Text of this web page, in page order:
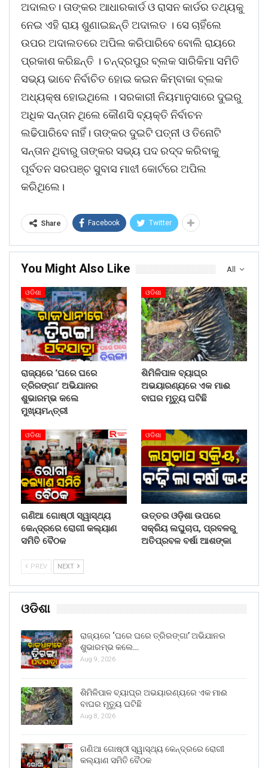
ଅଦାଲତ। ତାଙ୍କର ଆଧାରକାର୍ଡ ଓ ରାସନ କାର୍ଡର ତଥ୍ୟକୁ
ନେଇ ଏହି ରାୟ ଶୁଣାଇଛନ୍ତି ଅଦାଲତ । ସେ ଚାହିଁଲେ
ଉପର ଅଦାଲତରେ ଅପିଲ କରିପାରିବେ ବୋଲି ରାୟରେ
ପ୍ରକାଶ କରିଛନ୍ତି । ଚନ୍ଦ୍ରପୁର ବ୍ଲକ ସାରିକିମା ସମିତି
ସଭ୍ୟ ଭାବେ ନିର୍ବାଚିତ ହୋଇ କଇନ କିମ୍ବାକା ବ୍ଲକ
ଅଧ୍ୟକ୍ଷ ହୋଇଥିଲେ । ସରକାରୀ ନିୟମାନୁସାରେ ଦୁଇରୁ
ଅଧିକ ସନ୍ତାନ ଥିଲେ କୌଣସି ବ୍ୟକ୍ତି ନିର୍ବାଚନ
ଲଢିପାରିବେ ନାହିଁ। ତାଙ୍କର ଦୁଇଟି ପତ୍ନୀ ଓ ତିନୋଟି
ସନ୍ତାନ ଥିବାରୁ ତାଙ୍କର ସଭ୍ୟ ପଦ ରଦ୍ଦ କରିବାକୁ
ପୂର୍ବତନ ସରପଞ୍ଚ ସୁବାସ ମାଝୀ କୋର୍ଟରେ ଅପିଲ
କରିଥିଲେ।
Share Facebook Twitter
All
You Might Also Like
ଓଡିଶା
ରାଜ୍ୟରେ ‘ଘରେ ଘରେ
ତ୍ରିରଙ୍ଗା’ ଅଭିଯାନର
ଶୁଭାରମ୍ଭ କଲେ
ମୁଖ୍ୟମନ୍ତ୍ରୀ
ଓଡିଶା
ଶିମିଳିପାଳ ବ୍ୟାଘ୍ର
ଅଭୟାରଣ୍ୟରେ ଏକ ମାଈ
ବାଘର ମୃତ୍ୟୁ ଘଟିଛି
ଓଡିଶା
ଗଣିଆ ଗୋଷ୍ଠୀ ସ୍ୱାସ୍ଥ୍ୟ
କେନ୍ଦ୍ରରେ ରୋଗୀ କଲ୍ୟାଣ
ସମିତି ବୈଠକ
ଓଡିଶା
ଉତ୍ତର ଓଡ଼ିଶା ଉପରେ
ସକ୍ରିୟ ଲଘୁଚାପ, ପ୍ରବଳରୁ
ଅତିପ୍ରବଳ ବର୍ଷା ଆଶଙ୍କା
PREV NEXT
ଓଡିଶା
ରାଜ୍ୟରେ ‘ଘରେ ଘରେ ତ୍ରିରଙ୍ଗା’ ଅଭିଯାନର
ଶୁଭାରମ୍ଭ କଲେ…
Aug 9, 2026
ଶିମିଳିପାଳ ବ୍ୟାଘ୍ର ଅଭୟାରଣ୍ୟରେ ଏକ ମାଈ
ବାଘର ମୃତ୍ୟୁ ଘଟିଛି
Aug 8, 2026
ଗଣିଆ ଗୋଷ୍ଠୀ ସ୍ୱାସ୍ଥ୍ୟ କେନ୍ଦ୍ରରେ ରୋଗୀ
କଲ୍ୟାଣ ସମିତି ବୈଠକ